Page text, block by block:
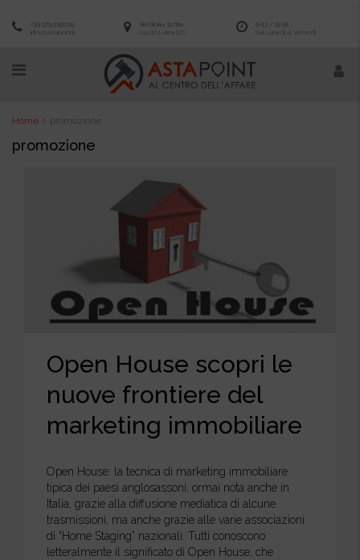
9-13 / 15-18
Dal Lunedì al Venerdì
Via Gloria, 11/bis
04100 Latina (LT)
+39.379.1251725
info@astapoint.it
Home promozione
promozione
Open House scopri le
nuove frontiere del
marketing immobiliare
Open House: la tecnica di marketing immobiliare
tipica dei paesi anglosassoni, ormai nota anche in
Italia, grazie alla diffusione mediatica di alcune
trasmissioni, ma anche grazie alle varie associazioni
di “Home Staging” nazionali. Tutti conoscono
letteralmente il significato di Open House, che